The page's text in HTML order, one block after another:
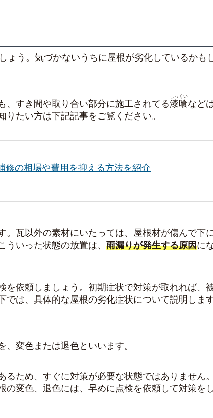
う。気づかないうちに屋根が劣化しているかも
、すき間や取り合い部分に施工されてる漆喰
しっくい
など
たい方は下記記事をご覧ください。
修の相場や費用を抑える方法を紹介
瓦以外の素材にいたっては、屋根材が傷んで下
いった状態の放置は、 雨漏りが発生する原因に
依頼しましょう。初期症状で対策が取れれば、
は、具体的な屋根の劣化症状について説明します
、変色または退色といいます。
ため、すぐに対策が必要な状態ではありません
変色、退色には、早めに点検を依頼して対策を